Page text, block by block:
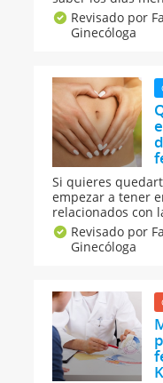
ella puedes
relaciones
quedarte
Revisado por
Ginecóloga
Si quieres
empezar a tener
relacionados con
rápido. ¿Qué es la
días fértiles?
mejorar la
preguntas.
Revisado por
Ginecóloga